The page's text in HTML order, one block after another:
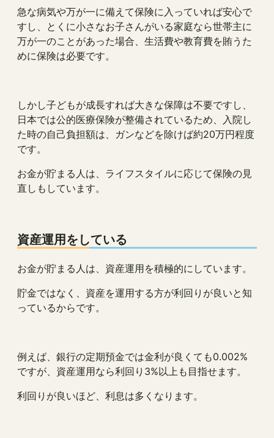
急な病気や万が一に備えて保険に入っていれば安心で
すし、とくに小さなお子さんがいる家庭なら世帯主に
万が一のことがあった場合、生活費や教育費を賄うた
めに保険は必要です。
しかし子どもが成長すれば大きな保障は不要ですし、
日本では公的医療保険が整備されているため、入院し
た時の自己負担額は、ガンなどを除けば約20万円程度
です。
お金が貯まる人は、ライフスタイルに応じて保険の見
直しもしています。
資産運用をしている
お金が貯まる人は、資産運用を積極的にしています。
貯金ではなく、資産を運用する方が利回りが良いと知
っているからです。
例えば、銀行の定期預金では金利が良くても0.002%
ですが、資産運用なら利回り3%以上も目指せます。
利回りが良いほど、利息は多くなります。